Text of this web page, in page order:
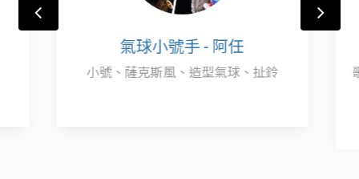
氣球小號手 - 阿任
小號、薩克斯風、造型氣球、扯鈴